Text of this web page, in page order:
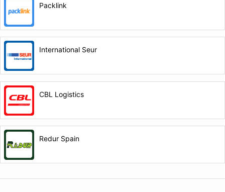
Packlink
International Seur
CBL Logistics
Redur Spain